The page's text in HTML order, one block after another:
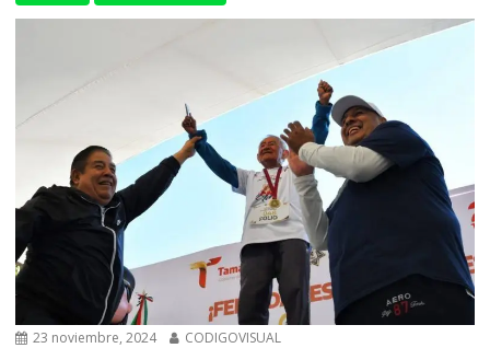
23 noviembre, 2024 CODIGOVISUAL